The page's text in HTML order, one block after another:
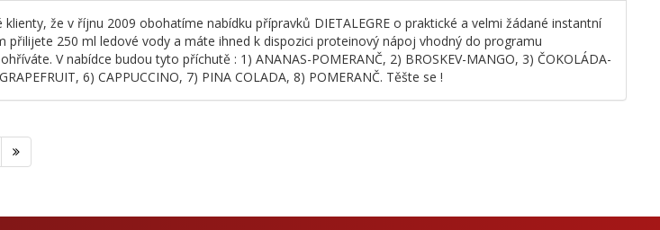
že v říjnu 2009 obohatíme nabídku přípravků DIETALEGRE o praktické a velmi žádané instantní
přilijete 250 ml ledové vody a máte ihned k dispozici proteinový nápoj vhodný do programu
V nabídce budou tyto příchutě : 1) ANANAS-POMERANČ, 2) BROSKEV-MANGO, 3) ČOKOLÁDA-
6) CAPPUCCINO, 7) PINA COLADA, 8) POMERANČ. Těšte se !